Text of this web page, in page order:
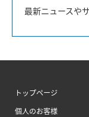
最新ニュースや
トップページ
個人のお客様